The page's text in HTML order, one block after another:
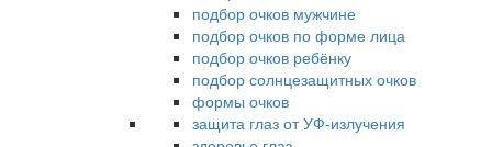
подбор очков мужчине
подбор очков по форме лица
подбор очков ребёнку
подбор солнцезащитных очков
формы очков
защита глаз от УФ-излучения